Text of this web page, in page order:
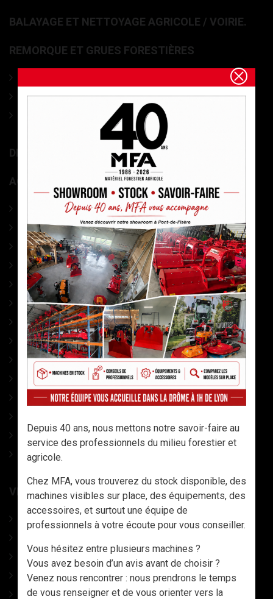
BALAYAGE ET NETTOYAGE AGRICOLE / VOIRIE.
REMORQUE ET GRUES FORESTIÈRES
Remorques à bois forestières
Grues de débardage forestières
DIVERS MATÉRIEL MARAÎCHAGE
ACCESSOIRES
PHARMACIE
CABLES DEBARDAGE
ACCESSOIRES DEBARDAGE
SIGNALISATION
MESURES
MARQUAGE
ELAGAGE
ACCESSOIRES Tronço
COINS A FRAPPER
CONDITIONNEMENT
ACCESSOIRES DIVERS
LAMES DE SCIES
CATALOGUE
VÊTEMENTS, CHAUSSURES ET EPI
CHAUSSURES
CASQUES DE PROTECTION
GANTS & MANCHETTES
DESTOCKAGE - LIQUIDATION VETEMENTS, PANTALONS,
Depuis 40 ans, nous mettons notre savoir-faire au
service des professionnels du milieu forestier et
agricole.
Chez MFA, vous trouverez du stock disponible, des
machines visibles sur place, des équipements, des
accessoires, et surtout une équipe de
professionnels à votre écoute pour vous conseiller.
Vous hésitez entre plusieurs machines ?
Vous avez besoin d’un avis avant de choisir ?
Venez nous rencontrer : nous prendrons le temps
de vous renseigner et de vous orienter vers la